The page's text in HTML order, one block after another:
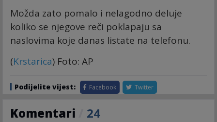
Možda zato pomalo i nelagodno deluje
koliko se njegove reči poklapaju sa
naslovima koje danas listate na telefonu.
(Krstarica) Foto: AP
Podijelite vijest: Facebook Twitter
Komentari 24